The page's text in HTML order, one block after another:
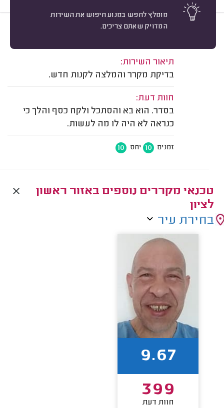
מומלץ לחפש במנוע חיפוש את השירות
המדויק שאתם צריכים.
אידה איגרא, ראשון לציון.
תיאור השירות:
בדיקת מקרר והמלצה לקנות חדש.
חוות דעת:
בסדר. הוא בא והסתכל ולקח כסף והלך כי
כנראה לא היה לו מה לעשות.
זמנים 10 יחס 10
טכנאי מקררים נוספים באזור ראשון
לציון
בחירת עיר
9.67
399
חוות דעת